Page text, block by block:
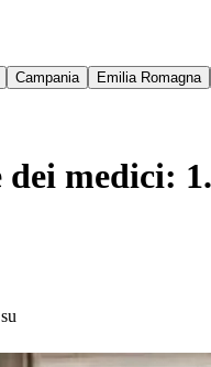
Campania Emilia Romagna
medici: